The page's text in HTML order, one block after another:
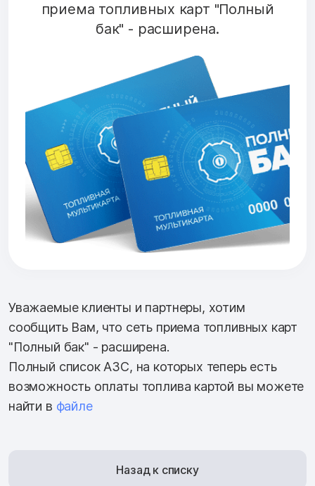
приема топливных карт "Полный
бак" - расширена.
Уважаемые клиенты и партнеры, хотим
сообщить Вам, что сеть приема топливных карт
"Полный бак" - расширена.
Полный список АЗС, на которых теперь есть
возможность оплаты топлива картой вы можете
найти в файле
Назад к списку